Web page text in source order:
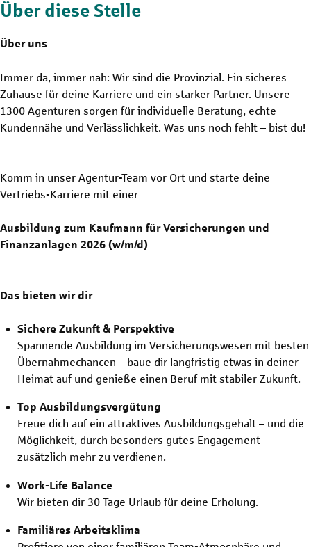
Über diese Stelle
Über uns
Immer da, immer nah: Wir sind die Provinzial. Ein sicheres
Zuhause für deine Karriere und ein starker Partner. Unsere
1300 Agenturen sorgen für individuelle Beratung, echte
Kundennähe und Verlässlichkeit. Was uns noch fehlt – bist du!
Komm in unser Agentur-Team vor Ort und starte deine
Vertriebs-Karriere mit einer
Ausbildung zum Kaufmann für Versicherungen und
Finanzanlagen 2026 (w/m/d)
Das bieten wir dir
Sichere Zukunft & Perspektive
Spannende Ausbildung im Versicherungswesen mit besten
Übernahmechancen – baue dir langfristig etwas in deiner
Heimat auf und genieße einen Beruf mit stabiler Zukunft.
Top Ausbildungsvergütung
Freue dich auf ein attraktives Ausbildungsgehalt – und die
Möglichkeit, durch besonders gutes Engagement
zusätzlich mehr zu verdienen.
Work-Life Balance
Wir bieten dir 30 Tage Urlaub für deine Erholung.
Familiäres Arbeitsklima